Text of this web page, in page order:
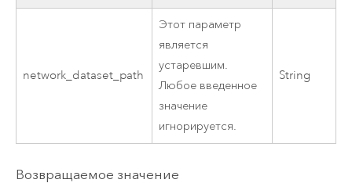
network_dataset_path
Этот параметр
является
устаревшим.
Любое введенное
значение
игнорируется.
String
Возвращаемое значение